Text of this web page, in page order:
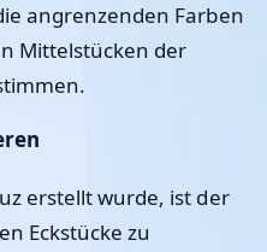
angrenzenden Farben
Mittelstücken der
erstellt wurde, ist der
Eckstücke zu